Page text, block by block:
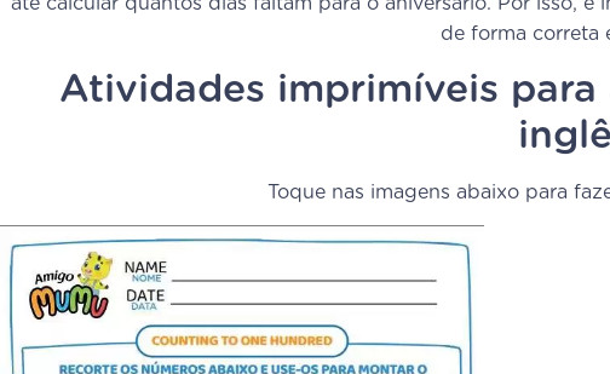
de forma correta
Atividades imprimíveis para
Toque nas imagens abaixo para